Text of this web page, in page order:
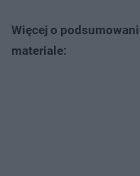
Więcej o
materiale: